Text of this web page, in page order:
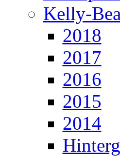
Kelly-
2018
2017
2016
2015
2014